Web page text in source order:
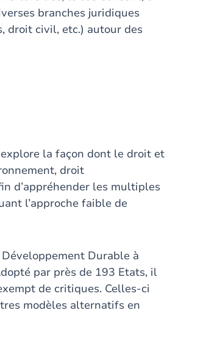
branches juridiques
droit civil, etc.) autour des
la façon dont le droit et
droit
d’appréhender les multiples
l’approche faible de
Durable à
par près de 193 Etats, il
de critiques. Celles-ci
modèles alternatifs en